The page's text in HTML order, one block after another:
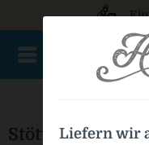
Stöttner Helles
Liefern wir